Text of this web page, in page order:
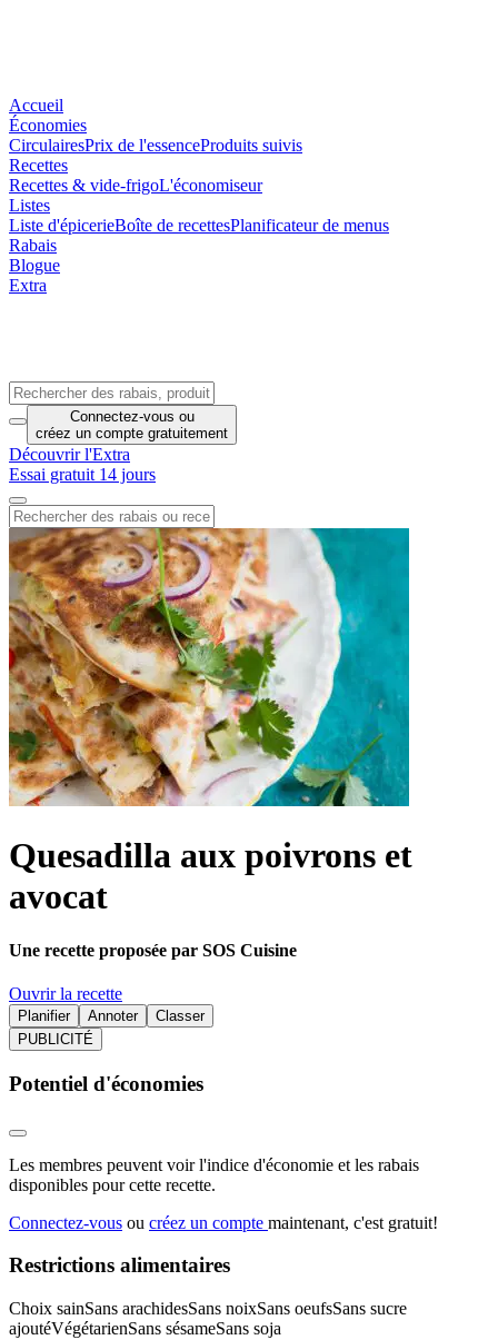
Accueil
Économies
CirculairesPrix de l'essenceProduits suivis
Recettes
Recettes & vide-frigoL'économiseur
Listes
Liste d'épicerieBoîte de recettesPlanificateur de menus
Rabais
Blogue
Extra
Connectez-vous ou
créez un compte gratuitement
Découvrir l'Extra
Essai gratuit 14 jours
Quesadilla aux poivrons et
avocat
Une recette proposée par SOS Cuisine
Ouvrir la recette
Planifier Annoter
Classer
PUBLICITÉ
Potentiel d'économies
Les membres peuvent voir l'indice d'économie et les rabais
disponibles pour cette recette.
Connectez-vous ou créez un compte maintenant, c'est gratuit!
Restrictions alimentaires
Choix sainSans arachidesSans noixSans oeufsSans sucre
ajoutéVégétarienSans sésameSans soja